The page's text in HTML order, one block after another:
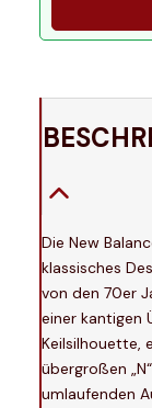
Die New
klassisches
von den 70er
einer kantigen
Keilsilhouette,
übergroßen
umlaufenden